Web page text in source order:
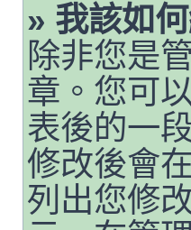
» 我該如
除非您是
章。您可
表後的一
修改後會
列出您修